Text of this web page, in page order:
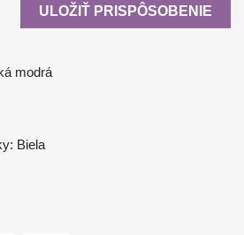
ULOŽIŤ PRISPÔSOBENIE
modrá
Biela